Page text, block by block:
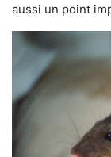
aussi un point